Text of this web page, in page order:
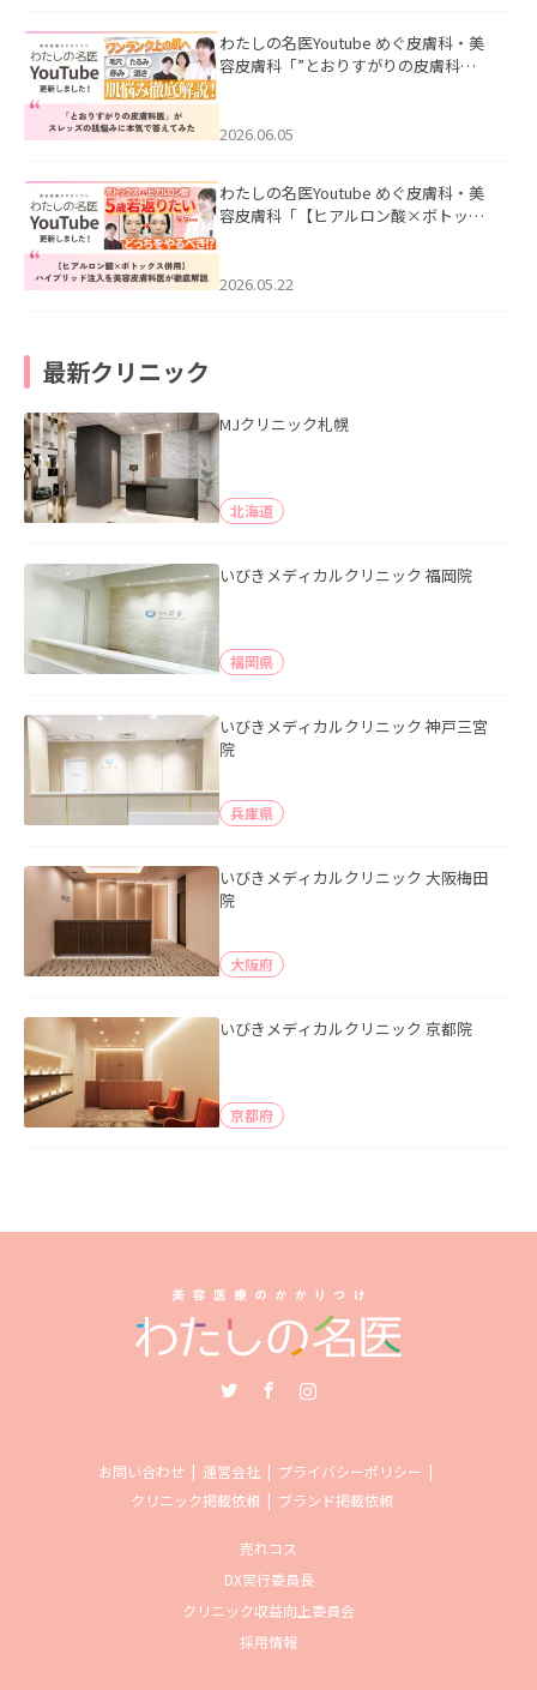
わたしの名医Youtube めぐ皮膚科・美
容皮膚科「”とおりすがりの皮膚科
2026.06.05
わたしの名医Youtube めぐ皮膚科・美
容皮膚科「【ヒアルロン酸×ボトック
た。
2026.05.22
最新クリニック
MJクリニック札幌
北海道
いびきメディカルクリニック 福岡院
福岡県
いびきメディカルクリニック 神戸三宮
院
兵庫県
いびきメディカルクリニック 大阪梅田
院
大阪府
いびきメディカルクリニック 京都院
京都府
お問い合わせ 運営会社
プライバシーポリシー
クリニック掲載依頼
ブランド掲載依頼
売れコス
DX実行委員長
クリニック収益向上委員会
採用情報